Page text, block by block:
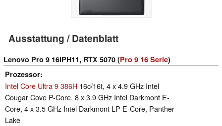
Ausstattung / Datenblatt
Lenovo Pro 9 16IPH11, RTX 5070 (Pro 9 16 Serie)
Prozessor
Intel Core Ultra 9 386H 16c/16t, 4 x 4.9 GHz Intel
Cougar Cove P-Core, 8 x 3.9 GHz Intel Darkmont E-
Core, 4 x 3.5 GHz Intel Darkmont LP E-Core, Panther
Lake